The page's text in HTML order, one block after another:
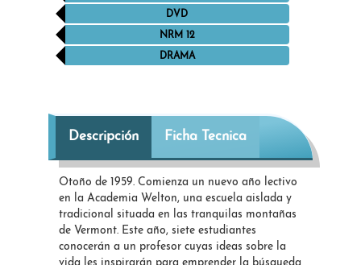
DVD
NRM 12
DRAMA
Descripción Ficha Tecnica
Otoño de 1959. Comienza un nuevo año lectivo
en la Academia Welton, una escuela aislada y
tradicional situada en las tranquilas montañas
de Vermont. Este año, siete estudiantes
conocerán a un profesor cuyas ideas sobre la